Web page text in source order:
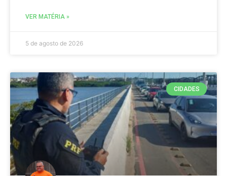
VER MATÉRIA »
5 de agosto de 2026
CIDADES